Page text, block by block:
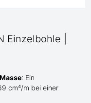
Einzelbohle |
: Ein
cm⁴/m bei einer